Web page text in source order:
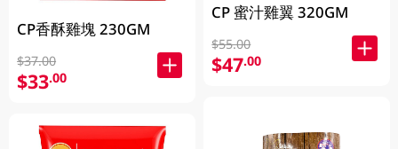
CP香酥雞塊 230GM
$37.00
$33.00
CP 蜜汁雞翼 320GM
$55.00
$47.00